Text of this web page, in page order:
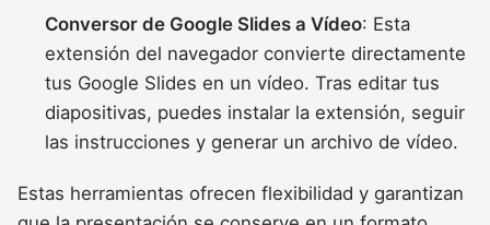
Conversor de Google Slides a Vídeo: Esta
extensión del navegador convierte directamente
tus Google Slides en un vídeo. Tras editar tus
diapositivas, puedes instalar la extensión, seguir
las instrucciones y generar un archivo de vídeo.
Estas herramientas ofrecen flexibilidad y garantizan